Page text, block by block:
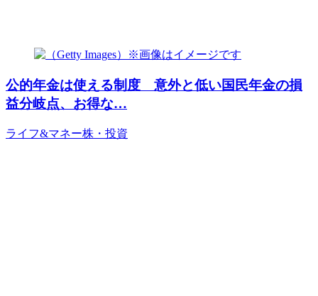
公的年金は使える制度 意外と低い国民年金の損
益分岐点、お得な…
ライフ&マネー株・投資